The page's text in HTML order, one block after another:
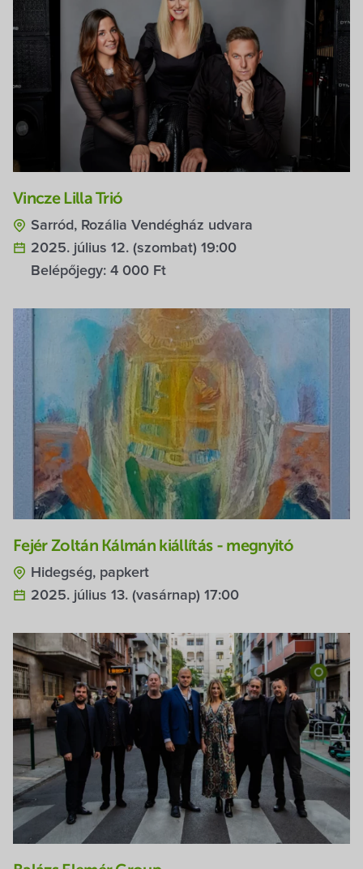
Vincze Lilla Trió
Sarród, Rozália Vendégház udvara
2025. július 12. (szombat) 19:00
Belépőjegy: 4 000 Ft
Fejér Zoltán Kálmán kiállítás - megnyitó
Hidegség, papkert
2025. július 13. (vasárnap) 17:00